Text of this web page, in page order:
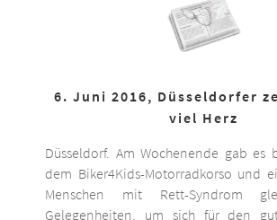
6. Juni 2016, Düsseldorfer
viel Herz
Düsseldorf. Am Wochenende gab es
dem Biker4Kids-Motorradkorso und
Menschen mit Rett-Syndrom
Gelegenheiten, um sich für den